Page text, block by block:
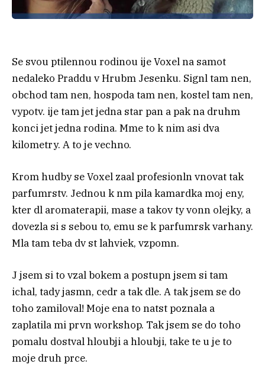
Se svou ptilennou rodinou ije Voxel na samot
nedaleko Praddu v Hrubm Jesenku. Signl tam nen,
obchod tam nen, hospoda tam nen, kostel tam nen,
vypotv. ije tam jet jedna star pan a pak na druhm
konci jet jedna rodina. Mme to k nim asi dva
kilometry. A to je vechno.
Krom hudby se Voxel zaal profesionln vnovat tak
parfumrstv. Jednou k nm pila kamardka moj eny,
kter dl aromaterapii, mase a takov ty vonn olejky, a
dovezla si s sebou to, emu se k parfumrsk varhany.
Mla tam teba dv st lahviek, vzpomn.
J jsem si to vzal bokem a postupn jsem si tam
ichal, tady jasmn, cedr a tak dle. A tak jsem se do
toho zamiloval! Moje ena to natst poznala a
zaplatila mi prvn workshop. Tak jsem se do toho
pomalu dostval hloubji a hloubji, take te u je to
moje druh prce.